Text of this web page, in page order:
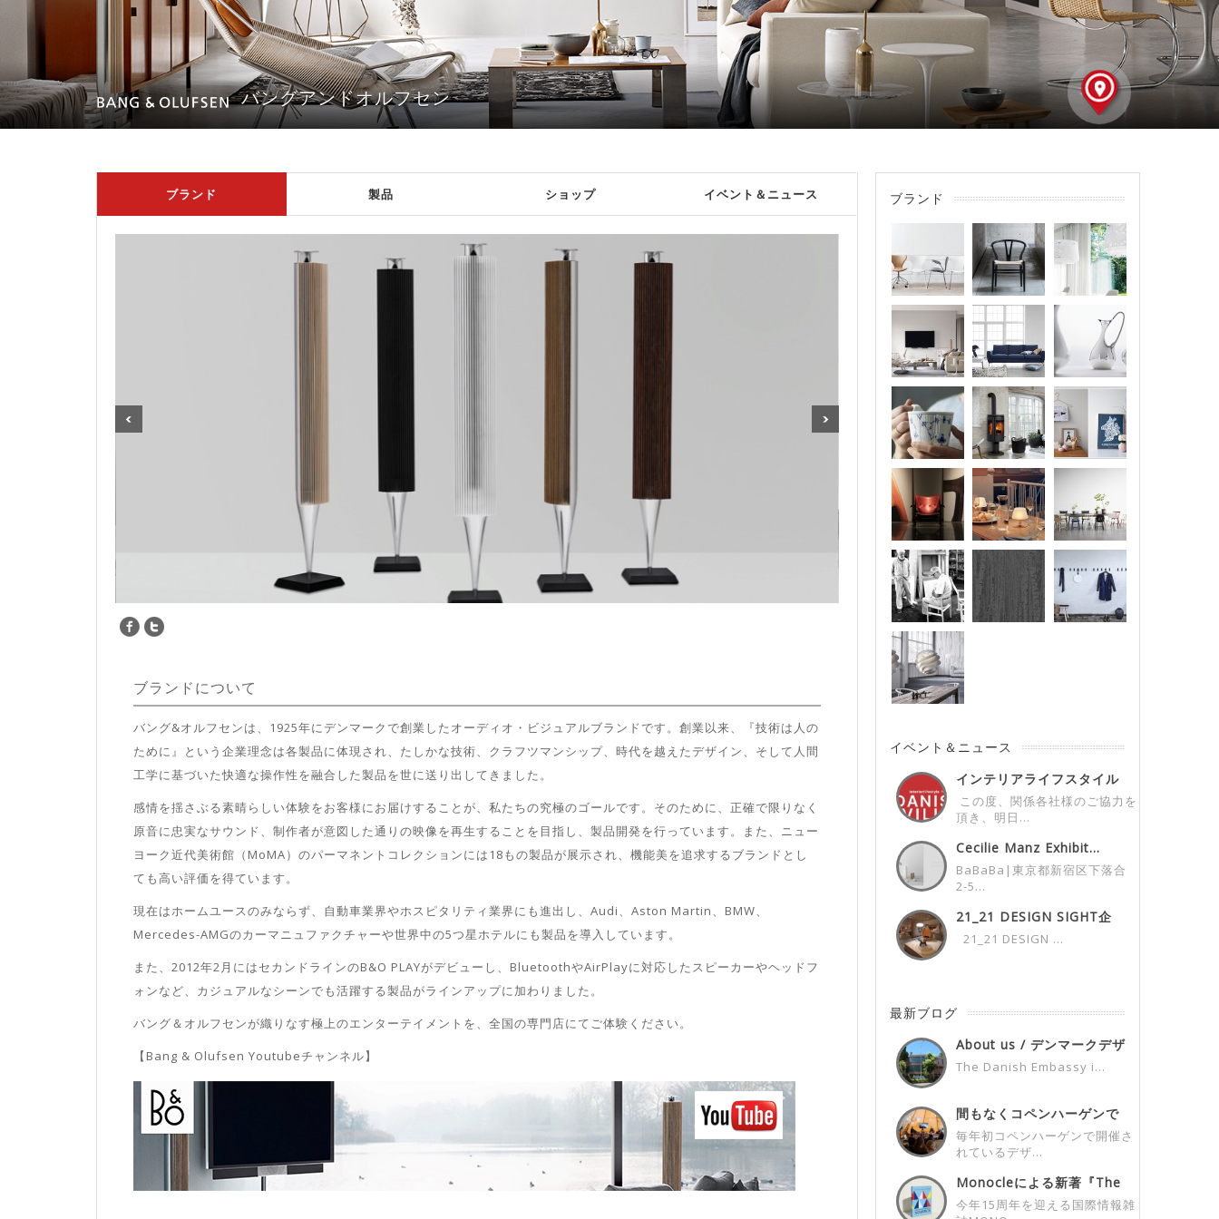
バングアンドオルフセン
ブランド 製品 ショップ イベント＆ ニュース
ブランドについて
バング&オルフセンは、 1925年にデンマークで創業したオーディオ・ビジュアルブランドです。創業以来、『技術は人の
ために』という企業理念は各製品に体現され、たしかな技術、クラフツマンシップ、時代を越えたデザイン、そして人間
工学に基づいた快適な操作性を融合した製品を世に送り出してきました。
感情を揺さぶる素晴らしい体験をお客様にお届けすることが、私たちの究極のゴールです。そのために、正確で限りなく
原音に忠実なサウンド、制作者が意図した通りの映像を再生することを目指し、製品開発を行っています。また、ニュー
ヨーク近代美術館（ MoMA）のパーマネントコレクションには18もの製品が展示され、機能美を追求するブランドとし
ても高い評価を得ています。
現在はホームユースのみならず、自動車業界やホスピタリティ業界にも進出し、 Audi、 Aston Martin、 BMW、
Mercedes-AMGのカーマニュファクチャーや世界中の5つ星ホテルにも製品を導入しています。
また、 2012年2月にはセカンドラインのB&O PLAYがデビューし、 BluetoothやAirPlayに対応したスピーカーやヘッドフ
ォンなど、カジュアルなシーンでも活躍する製品がラインアップに加わりました。
バング＆オルフセンが織りなす極上のエンターテイメントを、全国の専門店にてご体験ください。
【Bang & Olufsen Youtubeチャンネル】
ブランド
イベント＆ニュース
インテリアライフスタイル
展デンマークパビ...
この度、関係各社様のご協力を
頂き、明日...
Cecilie Manz Exhibit...
BaBaBa|東京都新宿区下落合
2-5...
21_21 DESIGN SIGHT企
21_21 DESIGN ...
最新ブログ
About us / デンマークデザ
イン...
The Danish Embassy i...
間もなくコペンハーゲンで
開催！3days...
毎年初コペンハーゲンで開催さ
れているデザ...
Monocleによる新著『The
Mon...
今年15周年を迎える国際情報雑